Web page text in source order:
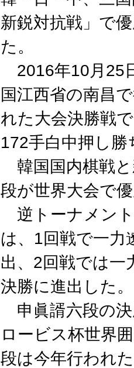
新鋭対抗戦」で
た。
2016年10月25
国江西省の南昌
れた大会決勝戦
172手白中押し
韓国国内棋戦と
段が世界大会で
逆トーナメン
は、1回戦で一力
出、2回戦では一
決勝に進出した。
申眞諝六段の決
ロービス杯世界
段は今年行われ